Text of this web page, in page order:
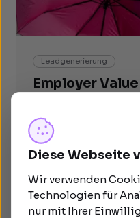
Leadgenerierung
Employer
Mit der Entwicklung
(EVP) kann sich Ihr
abheben und so die
sich gewinnen.
Diese Webseite
Wir verwenden
Technologien für
nur mit Ihrer